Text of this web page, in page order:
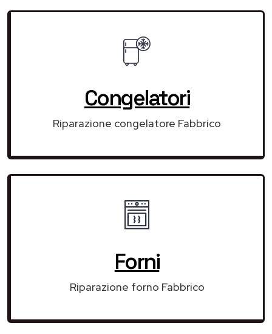
Congelatori
Riparazione congelatore Fabbrico
Forni
Riparazione forno Fabbrico